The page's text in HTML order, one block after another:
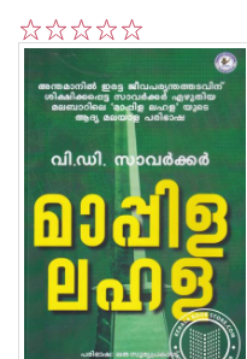
5
4
3
2
1